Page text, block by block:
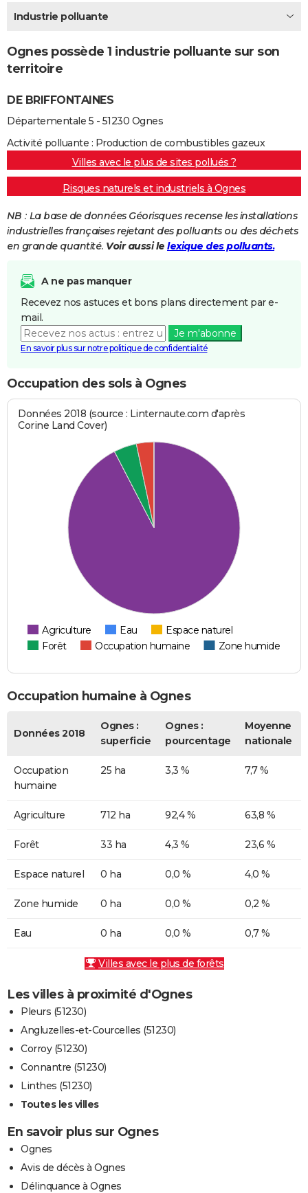
Destinations
City break
Voyage nature
Voyage de noces
Forum
Climat
+PHOTO
GUIDES D'ACHAT
BONS PLANS
CARTE DE VOEUX
Carte de Noël
Carte Bonne année
Carte Saint-Valentin
Carte Pâques
Carte d'anniversaire
DICTIONNAIRE
Dictionnaire
Biographies
Citations
Expressions
Proverbes
PROGRAMME TV
COPAINS D'AVANT
AVIS DE DÉCÈS
Industrie polluante
Ognes possède 1 industrie polluante sur son
territoire
DE BRIFFONTAINES
Départementale 5 - 51230 Ognes
Activité polluante : Production de combustibles gazeux
Villes avec le plus de sites pollués ?
Risques naturels et industriels à Ognes
NB : La base de données Géorisques recense les installations
industrielles françaises rejetant des polluants ou des déchets
en grande quantité. Voir aussi le lexique des polluants.
A ne pas manquer
Recevez nos astuces et bons plans directement par e-
mail.
Je m'abonne
En savoir plus sur notre politique de confidentialité
Occupation des sols à Ognes
Données 2018 (source : Linternaute.com d'après
Corine Land Cover)
Agriculture Eau
Espace naturel
Forêt
Occupation humaine Zone humide
Occupation humaine à Ognes
Données 2018
Ognes :
superficie
Ognes :
pourcentage
Moyenne
nationale
Occupation
humaine
25 ha 3,3 % 7,7 %
Agriculture 712 ha 92,4 % 63,8 %
Forêt 33 ha 4,3 % 23,6 %
Espace naturel 0 ha 0,0 % 4,0 %
Zone humide 0 ha 0,0 % 0,2 %
Eau 0 ha 0,0 % 0,7 %
Villes avec le plus de forêts
Les villes à proximité d'Ognes
Pleurs (51230)
Angluzelles-et-Courcelles (51230)
Corroy (51230)
Connantre (51230)
Linthes (51230)
Toutes les villes
En savoir plus sur Ognes
Ognes
Avis de décès à Ognes
Délinquance à Ognes